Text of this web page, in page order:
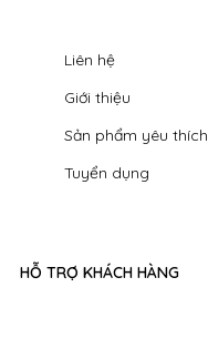
Liên hệ
Giới thiệu
Sản phẩm yêu thích
Tuyển dụng
HỖ TRỢ KHÁCH HÀNG